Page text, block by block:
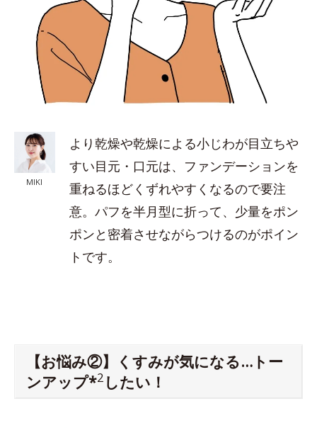
MIKI
より乾燥や乾燥による小じわが目立ちや
すい目元・口元は、ファンデーションを
重ねるほどくずれやすくなるので要注
意。パフを半月型に折って、少量をポン
ポンと密着させながらつけるのがポイン
トです。
【お悩み②】くすみが気になる…トー
ンアップ*2 したい！